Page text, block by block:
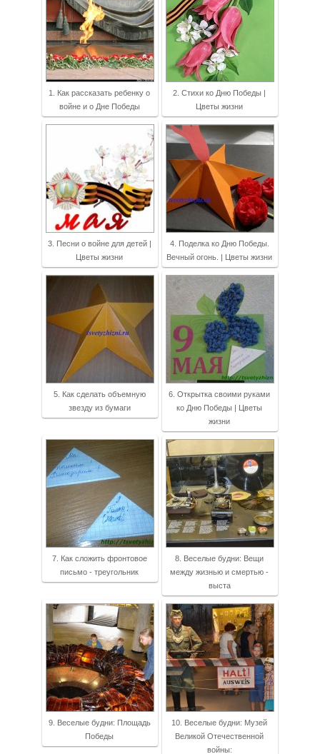
1. Как рассказать ребенку о
войне и о Дне Победы
2. Стихи ко Дню Победы |
Цветы жизни
3. Песни о войне для детей |
Цветы жизни
4. Поделка ко Дню Победы.
Вечный огонь. | Цветы жизни
5. Как сделать объемную
звезду из бумаги
6. Открытка своими руками
ко Дню Победы | Цветы
жизни
7. Как сложить фронтовое
письмо - треугольник
8. Веселые будни: Вещи
между жизнью и смертью -
выста
9. Веселые будни: Площадь
Победы
10. Веселые будни: Музей
Великой Отечественной
войны: